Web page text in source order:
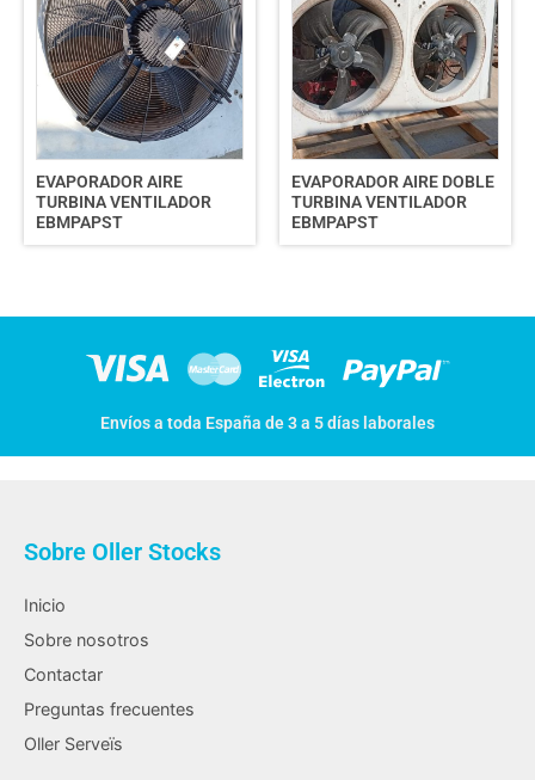
EVAPORADOR AIRE
TURBINA VENTILADOR
EBMPAPST
EVAPORADOR AIRE DOBLE
TURBINA VENTILADOR
EBMPAPST
Envíos a toda España de 3 a 5 días laborales
Sobre Oller Stocks
Inicio
Sobre nosotros
Contactar
Preguntas frecuentes
Oller Serveïs